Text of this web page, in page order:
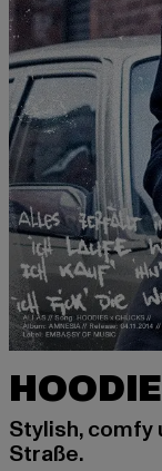
Stylish, comfy
Straße.